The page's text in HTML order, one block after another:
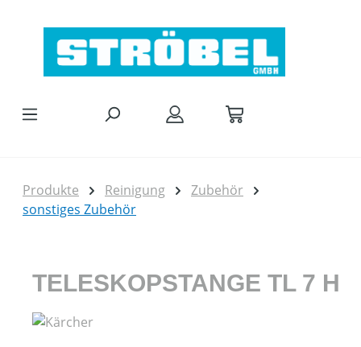
Produkte Reinigung
Zubehör
sonstiges Zubehör
TELESKOPSTANGE TL 7 H